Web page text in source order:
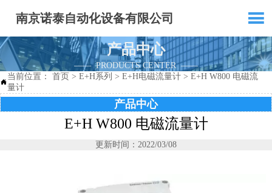
南京诺泰自动化设备有限公司 
产品中心
—— PRODUCTS CENTER ——

当前位置： 首页 > E+H系列 > E+H电磁流量计 > E+H W800 电磁流
量计
产品中心
E+H W800 电磁流量计
更新时间：2022/03/08